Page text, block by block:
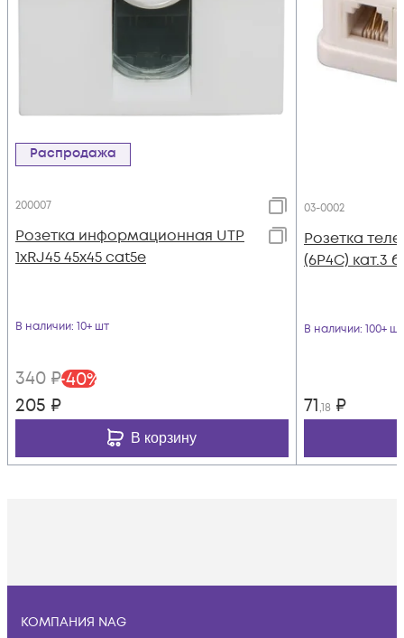
Распродажа
200007
Розетка информационная UTP
1хRJ45 45х45 cat5е
В наличии: 10+ шт
340 ₽-40%
205 ₽
В корзину
03-0002
Розетка
(6P4C) кат.3
В наличии: 100+ шт
71,18 ₽
КОМПАНИЯ NAG